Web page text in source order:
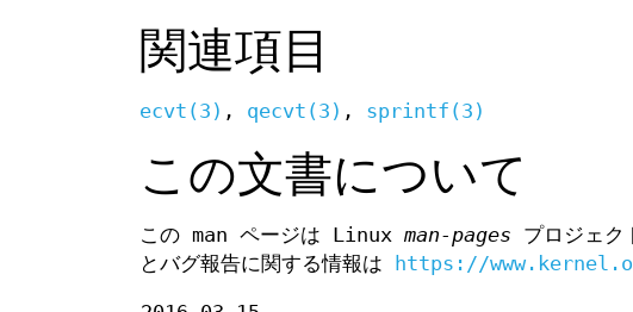
関連項目
ecvt(3) , qecvt(3) , sprintf(3)
この文書について
この man ページは Linux man-pages プロジェ
とバグ報告に関する情報は
https://